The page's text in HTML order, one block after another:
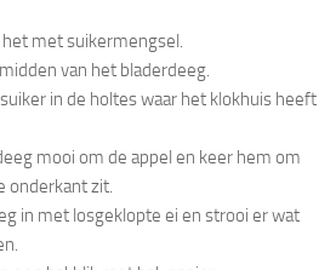
met suikermengsel.
van het bladerdeeg.
in de holtes waar het klokhuis heeft
mooi om de appel en keer hem om
onderkant zit.
in met losgeklopte ei en strooi er wat